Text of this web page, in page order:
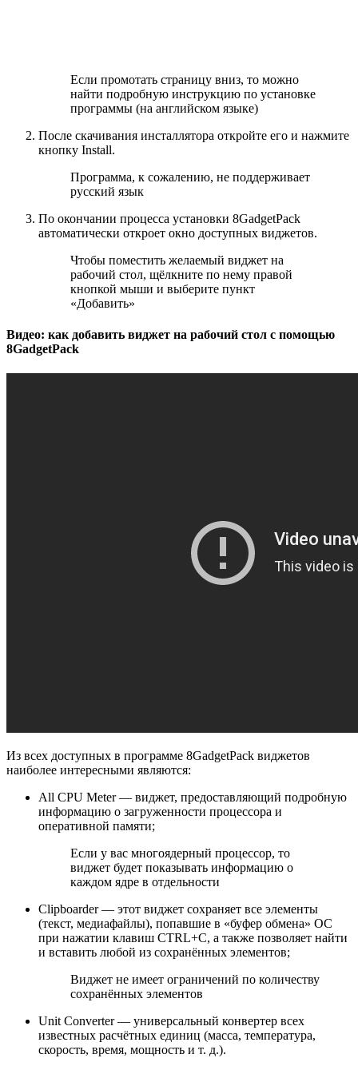
Если промотать страницу вниз, то можно
найти подробную инструкцию по установке
программы (на английском языке)
После скачивания инсталлятора откройте его и нажмите
кнопку Install.
Программа, к сожалению, не поддерживает
русский язык
По окончании процесса установки 8GadgetPack
автоматически откроет окно доступных виджетов.
Чтобы поместить желаемый виджет на
рабочий стол, щёлкните по нему правой
кнопкой мыши и выберите пункт
«Добавить»
Видео: как добавить виджет на рабочий стол с помощью
8GadgetPack
Из всех доступных в программе 8GadgetPack виджетов
наиболее интересными являются:
All CPU Meter — виджет, предоставляющий подробную
информацию о загруженности процессора и
оперативной памяти;
Если у вас многоядерный процессор, то
виджет будет показывать информацию о
каждом ядре в отдельности
Clipboarder — этот виджет сохраняет все элементы
(текст, медиафайлы), попавшие в «буфер обмена» ОС
при нажатии клавиш CTRL+C, а также позволяет найти
и вставить любой из сохранённых элементов;
Виджет не имеет ограничений по количеству
сохранённых элементов
Unit Converter — универсальный конвертер всех
известных расчётных единиц (масса, температура,
скорость, время, мощность и т. д.).